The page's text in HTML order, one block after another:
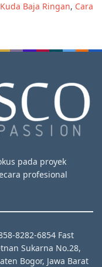
Baja Ringan, Cara
pada proyek
profesional
8282-6854 Fast
Sukarna No.28,
Bogor, Jawa Barat